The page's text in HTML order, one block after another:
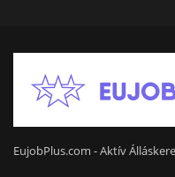
EujobPlus.com - Aktív